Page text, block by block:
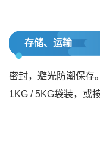
存储、运输
密封，避光防潮保存。
1KG / 5KG袋装，或